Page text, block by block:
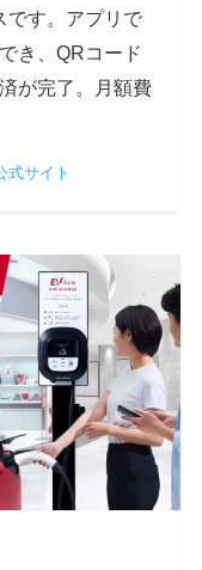
です。アプリで
き、QRコード
が完了。月額費
式サイト